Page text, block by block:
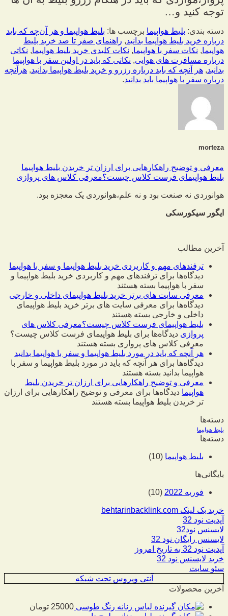
توجه کنید و…
دسته بندی: بلیط هواپیما برچسب ها: بلیط هواپیما و هر آن‌چه که باید
درباره خرید بلیط هواپیما بدانید, راهنمای صفر تا صد خرید بلیط
هواپیما, نکات سفر با هواپیما, نکات کلیدی خرید بلیط هواپیما, نکاتی
درباره مسافرت های هوایی, نکاتی که باید در اولین سفر با هواپیما
بدانید, هر آنچه که باید درباره رزرو و خرید بلیط هواپیما بدانید, هرآنچه
درباره سفر با هواپیما باید بدانید.
morteza
معرفی و توضیح راهکارهایی برای ارزان تر خریدن بلیط هواپیما
بلیط هواپیمای فرست کلاس چیست؟معرفی کلاس های پروازی
هوانوردی نه صنعت بود و نه علم،هوانوردی یک معجزه بود.
ایگور سیکورسکی
آخرین مطالب
ترفندهای مهم و کاربردی خرید بلیط هواپیما و سفر با هواپیما
دیدگاه‌ها برای ترفندهای مهم و کاربردی خرید بلیط هواپیما و
سفر با هواپیما بسته هستند
معرفی سایت های برتر خرید بلیط هواپیمای داخلی و خارجی
دیدگاه‌ها برای معرفی سایت های برتر خرید بلیط هواپیمای
داخلی و خارجی بسته هستند
بلیط هواپیمای فرست کلاس چیست؟معرفی کلاس های
پروازی دیدگاه‌ها برای بلیط هواپیمای فرست کلاس چیست؟
معرفی کلاس های پروازی بسته هستند
هر آنچه که باید در مورد بلیط هواپیما و سفر با هواپیما بدانید
دیدگاه‌ها برای هر آنچه که باید در مورد بلیط هواپیما و سفر با
هواپیما بدانید بسته هستند
معرفی و توضیح راهکارهایی برای ارزان تر خریدن بلیط
هواپیما دیدگاه‌ها برای معرفی و توضیح راهکارهایی برای ارزان
تر خریدن بلیط هواپیما بسته هستند
دسته‌ها
بلیط هواپیما
دسته‌ها
بلیط هواپیما (10)
بایگانی‌ها
فوریه 2022 (10)
خرید بک لینک behtarinbacklink.com
آپدیت نود 32
لایسنس نود32
لایسنس رایگان نود 32
آپدیت نود 32 به تاریخ امروز
خرید لایسنس نود 32
سئو سایت
آنتی ویروس تحت شبکه
آخرین محصولات
لباس زنانه رنگ طوسی 25000 تومان